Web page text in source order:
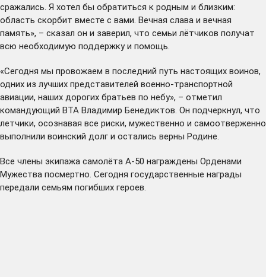
сражались. Я хотел бы обратиться к родным и близким:
область скорбит вместе с вами. Вечная слава и вечная
память», – сказал он и заверил, что семьи лётчиков получат
всю необходимую поддержку и помощь.
«Сегодня мы провожаем в последний путь настоящих воинов,
одних из лучших представителей военно-транспортной
авиации, наших дорогих братьев по небу», – отметил
командующий ВТА Владимир Бенедиктов. Он подчеркнул, что
летчики, осознавая все риски, мужественно и самоотверженно
выполнили воинский долг и остались верны Родине.
Все члены экипажа самолёта А-50 награждены Орденами
Мужества посмертно. Сегодня государственные награды
передали семьям погибших героев.